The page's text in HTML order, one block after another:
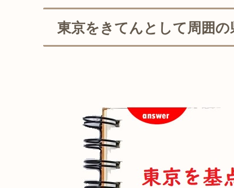
東京をきてんとして周囲